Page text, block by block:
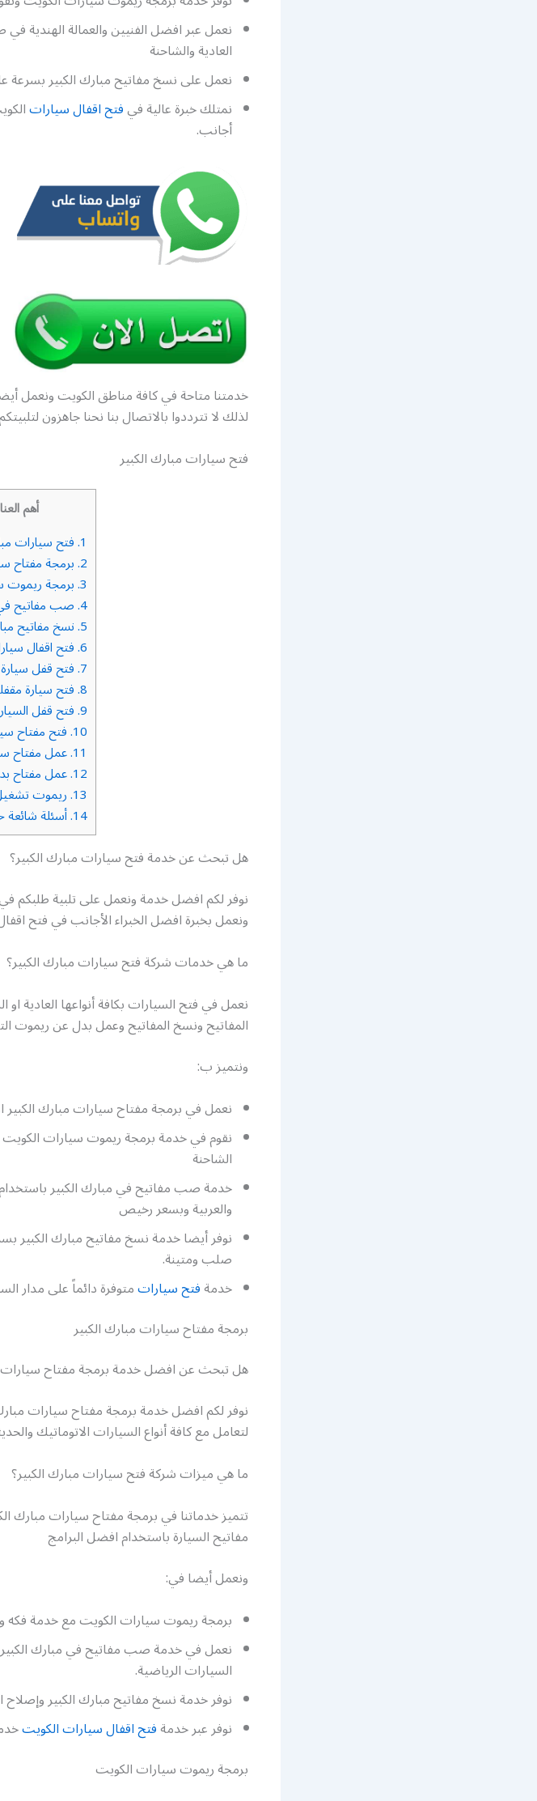
نعمل عبر افضل الفنيين والعمالة الهندية
العادية والشاحنة
نعمل على نسخ مفاتيح مبارك الكبير بسرعة
نمتلك خبرة عالية فيفتح اقفال سيارات
أجانب.
خدمتنا متاحة في كافة مناطق الكويت ونعمل
لذلك لا تترددوا بالاتصال بنا نحنا جاهزون
فتح سيارات مبارك الكبير
أهم
1. فتح سيارات
2. برمجة مفتاح
3. برمجة ريموت
4. صب مفاتيح
5. نسخ مفاتيح
6. فتح اقفال
7. فتح قفل
8. فتح سيارة
9. فتح قفل
10. فتح مفتاح
11. عمل مفتاح
12. عمل مفتاح
13. ريموت
14. أسئلة
هل تبحث عن خدمة فتح سيارات مبارك الكبير؟
نوفر لكم افضل خدمة ونعمل على تلبية طلبكم
ونعمل بخبرة افضل الخبراء الأجانب في فتح
ما هي خدمات شركة فتح سيارات مبارك الكبير؟
نعمل في فتح السيارات بكافة أنواعها
المفاتيح ونسخ المفاتيح وعمل بدل عن ريموت
ونتميز ب:
نعمل في برمجة مفتاح سيارات مبارك الكبير
نقوم في خدمة برمجة ريموت سيارات الكويت
الشاحنة
خدمة صب مفاتيح في مبارك الكبير باستخدام
والعربية وبسعر رخيص
نوفر أيضا خدمة نسخ مفاتيح مبارك الكبير
صلب ومتينة.
خدمةفتح سياراتمتوفرة دائماً على مدار
برمجة مفتاح سيارات مبارك الكبير
هل تبحث عن افضل خدمة برمجة مفتاح سيارات
نوفر لكم افضل خدمة برمجة مفتاح سيارات مبارك
لتعامل مع كافة أنواع السيارات الاتوماتيك
ما هي ميزات شركة فتح سيارات مبارك الكبير؟
تتميز خدماتنا في برمجة مفتاح سيارات مبارك
مفاتيح السيارة باستخدام افضل البرامج
ونعمل أيضا في:
برمجة ريموت سيارات الكويت مع خدمة فكه
نعمل في خدمة صب مفاتيح في مبارك الكبير
السيارات الرياضية.
نوفر خدمة نسخ مفاتيح مبارك الكبير
نوفر عبر خدمةفتح اقفال سيارات الكويت
برمجة ريموت سيارات الكويت